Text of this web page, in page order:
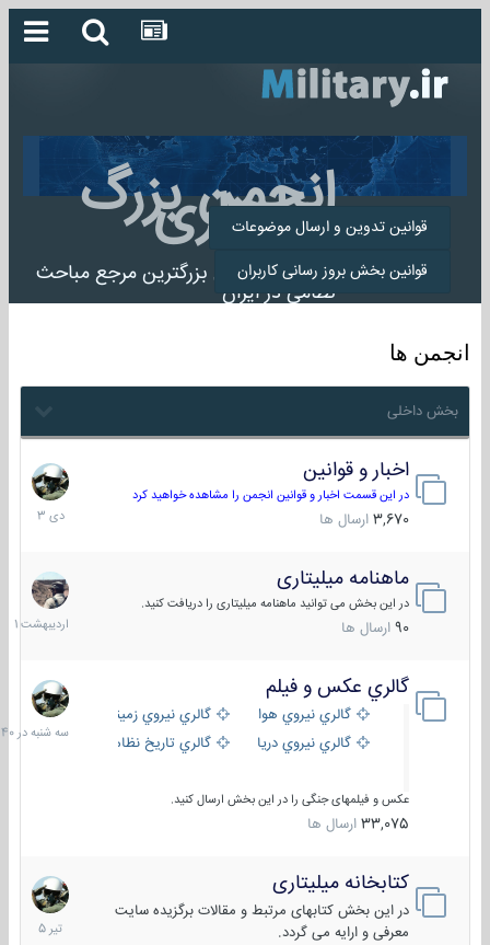
انجمن بزرگ
میلیتاری
انجمن میلیتاری بزرگترین مرجع مباحث
نظامی در ایران
قوانین تدوین و ارسال موضوعات
قوانین بخش بروز رسانی کاربران
انجمن ها
بخش داخلی
اخبار و قوانین
در این قسمت اخبار و قوانین انجمن را مشاهده خواهید کرد
3,670 ارسال ها
22
دی
1403
ماهنامه میلیتاری
در این بخش می توانید ماهنامه میلیتاری را دریافت کنید.
90 ارسال ها
30
1401
گالري عكس و فيلم
گالري نيروي هوايي
گالري نيروي زميني
گالري نيروي دريايي
گالري تاریخ نظامی
عکس و فیلمهای جنگی را در این بخش ارسال کنید.
33,075 ارسال ها
سه
شنبه
در
کتابخانه میلیتاری
در این بخش کتابهای مرتبط و مقالات برگزیده سایت
معرفی و ارایه می گردد.
16
تیر
1405